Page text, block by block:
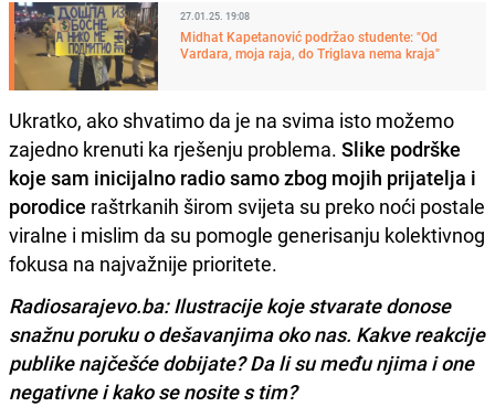
27.01.25. 19:08
Midhat Kapetanović podržao studente: "Od
Vardara, moja raja, do Triglava nema kraja"
Ukratko, ako shvatimo da je na svima isto možemo
zajedno krenuti ka rješenju problema. Slike podrške
koje sam inicijalno radio samo zbog mojih prijatelja i
porodice raštrkanih širom svijeta su preko noći postale
viralne i mislim da su pomogle generisanju kolektivnog
fokusa na najvažnije prioritete.
Radiosarajevo.ba: Ilustracije koje stvarate donose
snažnu poruku o dešavanjima oko nas. Kakve reakcije
publike najčešće dobijate? Da li su među njima i one
negativne i kako se nosite s tim?